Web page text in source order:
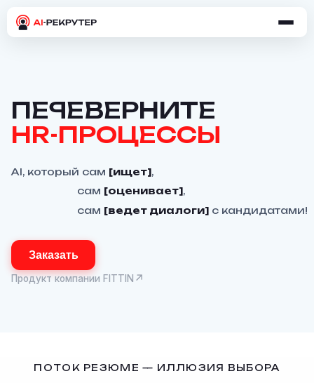
ПЕРЕВЕРНИТЕ
HR-ПРОЦЕССЫ
AI, который сам [ищет],
сам [оценивает],
сам [ведет диалоги] с кандидатами!
Заказать
Продукт компании FITTIN ↗
ПОТОК РЕЗЮМЕ — ИЛЛЮЗИЯ ВЫБОРА